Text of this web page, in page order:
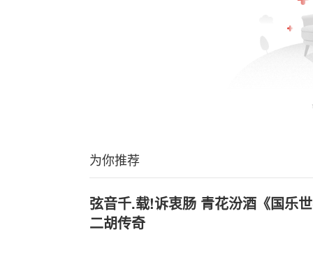
为你推荐
弦音千.载!诉衷肠 青花汾酒《国乐
二胡传奇